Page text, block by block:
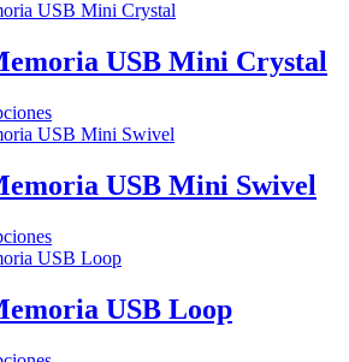
USB Mini Crystal
Este
producto
múltiples
variantes.
opciones
se
elegir
en
USB Mini Swivel
Este
producto
múltiples
variantes.USB Loop